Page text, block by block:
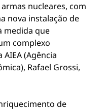
nucleares, com
nova instalação de
medida que
complexo
(Agência
Rafael Grossi,
de